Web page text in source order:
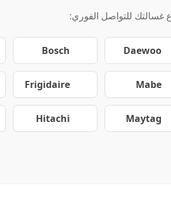
للتواصل الفوري:
Daewoo
Bosch
Mabe
Frigidaire
Maytag
Hitachi